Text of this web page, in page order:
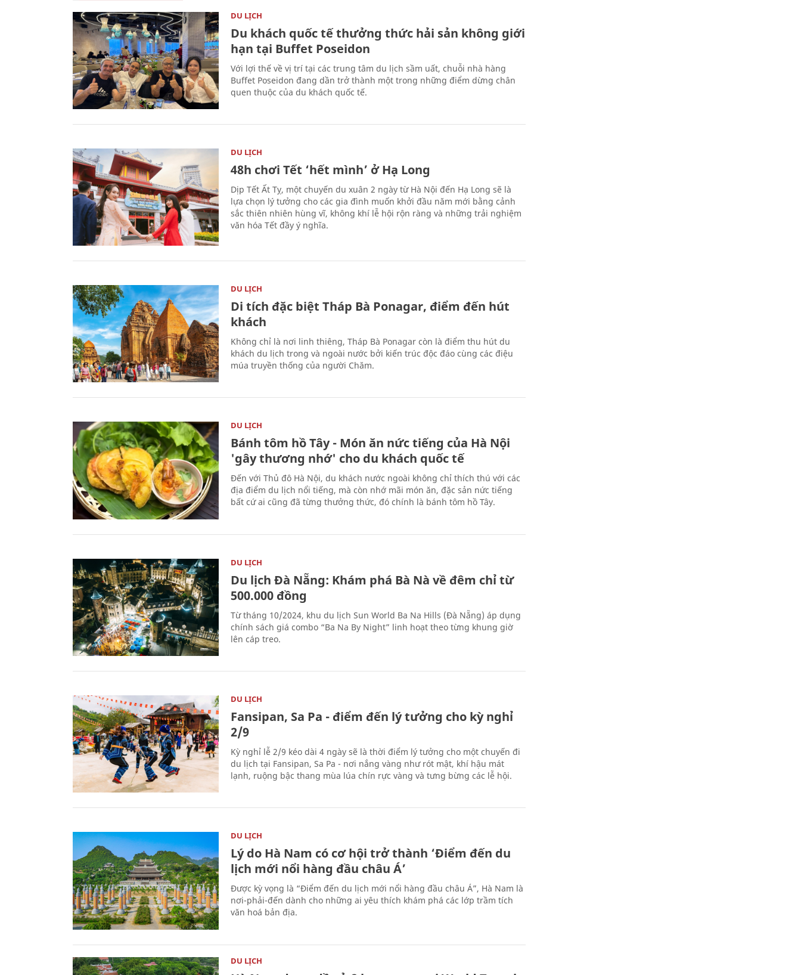
DU LỊCH
Du khách quốc tế thưởng thức hải sản không giới
hạn tại Buffet Poseidon
Với lợi thế về vị trí tại các trung tâm du lịch sầm uất, chuỗi nhà hàng
Buffet Poseidon đang dần trở thành một trong những điểm dừng chân
quen thuộc của du khách quốc tế.
DU LỊCH
48h chơi Tết ‘hết mình’ ở Hạ Long
Dịp Tết Ất Tỵ, một chuyến du xuân 2 ngày từ Hà Nội đến Hạ Long sẽ là
lựa chọn lý tưởng cho các gia đình muốn khởi đầu năm mới bằng cảnh
sắc thiên nhiên hùng vĩ, không khí lễ hội rộn ràng và những trải nghiệm
văn hóa Tết đầy ý nghĩa.
DU LỊCH
Di tích đặc biệt Tháp Bà Ponagar, điểm đến hút
khách
Không chỉ là nơi linh thiêng, Tháp Bà Ponagar còn là điểm thu hút du
khách du lịch trong và ngoài nước bởi kiến trúc độc đáo cùng các điệu
múa truyền thống của người Chăm.
DU LỊCH
Bánh tôm hồ Tây - Món ăn nức tiếng của Hà Nội
'gây thương nhớ' cho du khách quốc tế
Đến với Thủ đô Hà Nội, du khách nước ngoài không chỉ thích thú với các
địa điểm du lịch nổi tiếng, mà còn nhớ mãi món ăn, đặc sản nức tiếng
bất cứ ai cũng đã từng thưởng thức, đó chính là bánh tôm hồ Tây.
DU LỊCH
Du lịch Đà Nẵng: Khám phá Bà Nà về đêm chỉ từ
500.000 đồng
Từ tháng 10/2024, khu du lịch Sun World Ba Na Hills (Đà Nẵng) áp dụng
chính sách giá combo “Ba Na By Night” linh hoạt theo từng khung giờ
lên cáp treo.
DU LỊCH
Fansipan, Sa Pa - điểm đến lý tưởng cho kỳ nghỉ
2/9
Kỳ nghỉ lễ 2/9 kéo dài 4 ngày sẽ là thời điểm lý tưởng cho một chuyến đi
du lịch tại Fansipan, Sa Pa - nơi nắng vàng như rót mật, khí hậu mát
lạnh, ruộng bậc thang mùa lúa chín rực vàng và tưng bừng các lễ hội.
DU LỊCH
Lý do Hà Nam có cơ hội trở thành ‘Điểm đến du
lịch mới nổi hàng đầu châu Á’
Được kỳ vọng là “Điểm đến du lịch mới nổi hàng đầu châu Á”, Hà Nam là
nơi-phải-đến dành cho những ai yêu thích khám phá các lớp trầm tích
văn hoá bản địa.
DU LỊCH